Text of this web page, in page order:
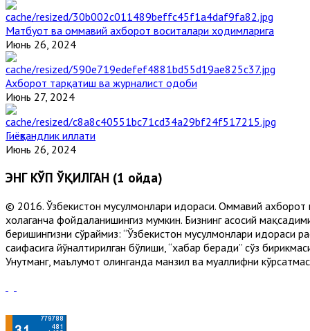
Матбуот ва оммавий ахборот воситалари ходимларига
Июнь 26, 2024
Ахборот тарқатиш ва журналист одоби
Июнь 27, 2024
Гиёҳвандлик иллати
Июнь 26, 2024
ЭНГ КЎП ЎҚИЛГАН (1 ойда)
© 2016. Ўзбекистон мусулмонлари идораси. Оммавий ахборот
хоҳлаганча фойдаланишингиз мумкин. Бизнинг асосий
беришингизни сўраймиз: “Ўзбекистон мусулмонлари идораси
саҳифасига йўналтирилган бўлиши, “хабар беради” сўз
Унутманг, маълумот олинганда манзил ва муаллифни